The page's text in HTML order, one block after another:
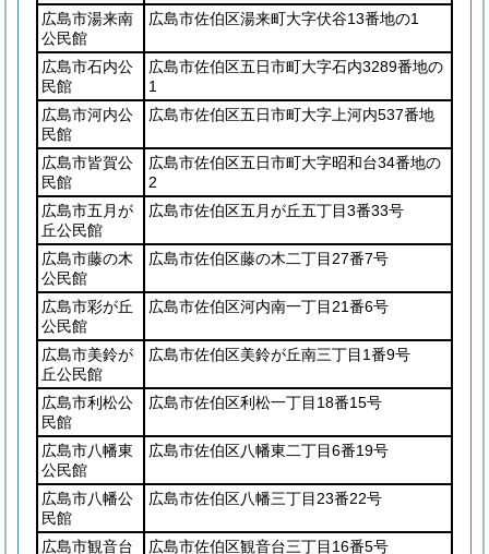
広島市湯来南
公民館
広島市佐伯区湯来町大字伏谷13番地の1
広島市石内公
民館
広島市佐伯区五日市町大字石内3289番地の
1
広島市河内公
民館
広島市佐伯区五日市町大字上河内537番地
広島市皆賀公
民館
広島市佐伯区五日市町大字昭和台34番地の
2
広島市五月が
丘公民館
広島市佐伯区五月が丘五丁目3番33号
広島市藤の木
公民館
広島市佐伯区藤の木二丁目27番7号
広島市彩が丘
公民館
広島市佐伯区河内南一丁目21番6号
広島市美鈴が
丘公民館
広島市佐伯区美鈴が丘南三丁目1番9号
広島市利松公
民館
広島市佐伯区利松一丁目18番15号
広島市八幡東
公民館
広島市佐伯区八幡東二丁目6番19号
広島市八幡公
民館
広島市佐伯区八幡三丁目23番22号
広島市観音台
広島市佐伯区観音台三丁目16番5号